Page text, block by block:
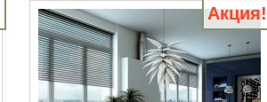
Акция!